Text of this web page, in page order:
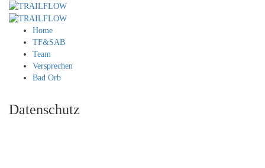
Home
TF&SAB
Team
Versprechen
Bad Orb
Datenschutz